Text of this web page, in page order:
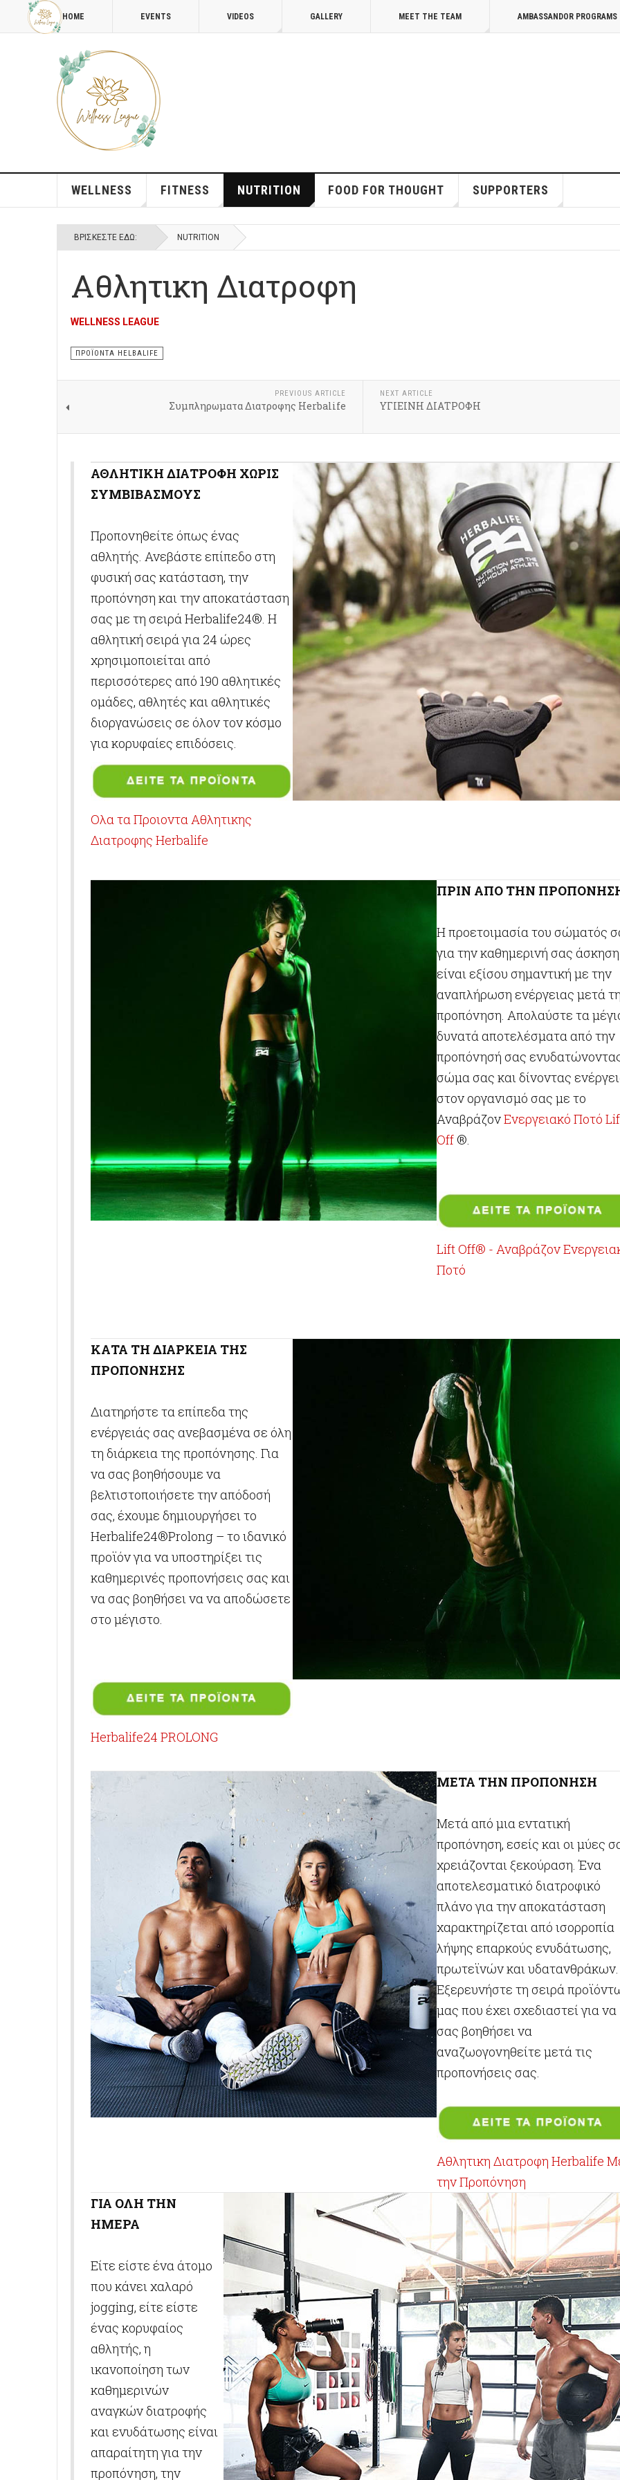
HOME EVENTS VIDEOS GALLERY MEET THE TEAM AMBASSANDOR PROGRAMS
WELLNESS FITNESS NUTRITION FOOD FOR THOUGHT SUPPORTERS
ΒΡΊΣΚΕΣΤΕ ΕΔΏ: NUTRITION
Αθλητικη Διατροφη
WELLNESS LEAGUE
ΠΡΟΪΌΝΤΑ HELBALIFE
PREVIOUS ARTICLE
Συμπληρωματα Διατροφης Herbalife
NEXT ARTICLE
ΥΓΙΕΙΝΗ ΔΙΑΤΡΟΦΗ
ΑΘΛΗΤΙΚΗ ΔΙΑΤΡΟΦΗ ΧΩΡΙΣ
ΣΥΜΒΙΒΑΣΜΟΥΣ
Προπονηθείτε όπως ένας
αθλητής. Ανεβάστε επίπεδο στη
φυσική σας κατάσταση, την
προπόνηση και την αποκατάσταση
σας με τη σειρά Herbalife24®. Η
αθλητική σειρά για 24 ώρες
χρησιμοποιείται από
περισσότερες από 190 αθλητικές
ομάδες, αθλητές και αθλητικές
διοργανώσεις σε όλον τον κόσμο
για κορυφαίες επιδόσεις.
Ολα τα Προιοντα Αθλητικης
Διατροφης Herbalife
ΠΡΙΝ ΑΠΟ ΤΗΝ
Η προετοιμασία του σώματός
για την καθημερινή σας άσκηση
είναι εξίσου σημαντική με την
αναπλήρωση ενέργειας μετά
προπόνηση. Απολαύστε τα
δυνατά αποτελέσματα από την
προπόνησή σας
σώμα σας και δίνοντας
στον οργανισμό σας με το
ΑναβράζονΕνεργειακό Ποτό
Off ®.
Lift Off® - Αναβράζον
Ποτό
ΚΑΤΑ ΤΗ ΔΙΑΡΚΕΙΑ ΤΗΣ
ΠΡΟΠΟΝΗΣΗΣ
Διατηρήστε τα επίπεδα της
ενέργειάς σας ανεβασμένα σε όλη
τη διάρκεια της προπόνησης. Για
να σας βοηθήσουμε να
βελτιστοποιήσετε την απόδοσή
σας, έχουμε δημιουργήσει το
Herbalife24®Prolong – το ιδανικό
προϊόν για να υποστηρίξει τις
καθημερινές προπονήσεις σας και
να σας βοηθήσει να να αποδώσετε
στο μέγιστο.
Herbalife24 PROLONG
ΜΕΤΑ ΤΗΝ ΠΡΟΠΟΝΗΣΗ
Μετά από μια εντατική
προπόνηση, εσείς και οι μύες
χρειάζονται ξεκούραση. Ένα
αποτελεσματικό διατροφικό
πλάνο για την αποκατάσταση
χαρακτηρίζεται από ισορροπία
λήψης επαρκούς ενυδάτωσης,
πρωτεϊνών και υδατανθράκων.
Εξερευνήστε τη σειρά
μας που έχει σχεδιαστεί για να
σας βοηθήσει να
αναζωογονηθείτε μετά τις
προπονήσεις σας.
Αθλητικη Διατροφη Herbalife
την Προπόνηση
ΓΙΑ ΟΛΗ ΤΗΝ
ΗΜΕΡΑ
Είτε είστε ένα άτομο
που κάνει χαλαρό
jogging, είτε είστε
ένας κορυφαίος
αθλητής, η
ικανοποίηση των
καθημερινών
αναγκών διατροφής
και ενυδάτωσης είναι
απαραίτητη για την
προπόνηση, την